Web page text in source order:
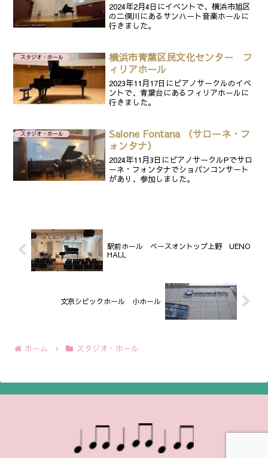
2024年2月4日にイベントで、横浜市旭区
の二俣川にあるサンハート音楽ホールに
行きました。
スタジオ・ホール
横浜市青葉区民文化センター フ
ィリアホール
2023年11月17日にピアノサークルのイベ
ントで、青葉台にあるフィリアホールに
行きました。
スタジオ・ホール
Salone Fontana （サローネ・フ
ォンタナ）
2024年11月3日にピアノサークルPでサロ
ーネ・フォンタナでショパンコンサート
があり、参加しました。
駅前ホール ベースオントップ上野 UENO
HALL
文京シビックホール 小ホール
ホーム スタジオ・ホール